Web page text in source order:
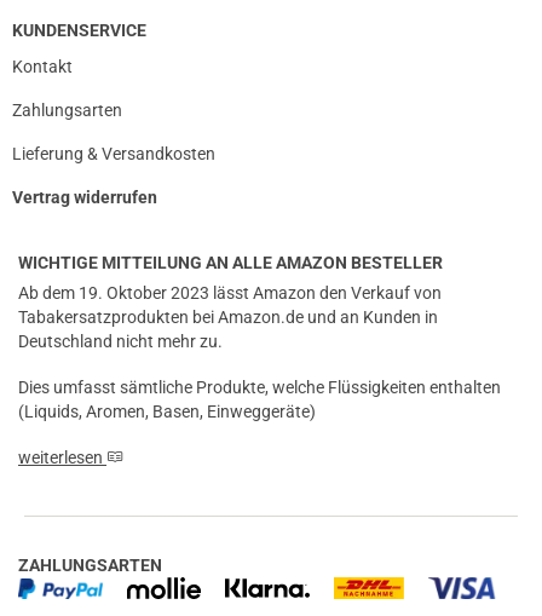
KUNDENSERVICE
Kontakt
Zahlungsarten
Lieferung & Versandkosten
Vertrag widerrufen
WICHTIGE MITTEILUNG AN ALLE AMAZON BESTELLER
Ab dem 19. Oktober 2023 lässt Amazon den Verkauf von
Tabakersatzprodukten bei Amazon.de und an Kunden in
Deutschland nicht mehr zu.
Dies umfasst sämtliche Produkte, welche Flüssigkeiten enthalten
(Liquids, Aromen, Basen, Einweggeräte)
weiterlesen
ZAHLUNGSARTEN